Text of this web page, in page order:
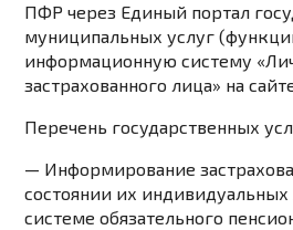
ПФР через Единый портал
муниципальных услуг
информационную систему
застрахованного лица» на
Перечень государственных
— Информирование
состоянии их
системе обязательного